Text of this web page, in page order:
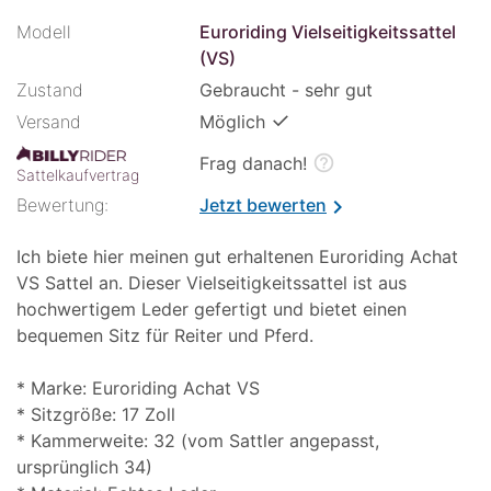
Modell
Euroriding Vielseitigkeitssattel
(VS)
Zustand
Gebraucht - sehr gut
Versand
Möglich ✓
Sattelkaufvertrag
Frag danach! help_outline
Bewertung: Jetzt bewertenchevron_right
Ich biete hier meinen gut erhaltenen Euroriding Achat
VS Sattel an. Dieser Vielseitigkeitssattel ist aus
hochwertigem Leder gefertigt und bietet einen
bequemen Sitz für Reiter und Pferd.
* Marke: Euroriding Achat VS
* Sitzgröße: 17 Zoll
* Kammerweite: 32 (vom Sattler angepasst,
ursprünglich 34)